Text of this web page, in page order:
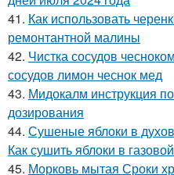
41. Как использовать
ремонтантной малины
42. Чистка сосудов
сосудов лимон чеснок мед
43. Мидокалм инструкция
дозирования
44. Сушеные яблоки в
Как сушить яблоки в
45. Морковь мытая Сроки